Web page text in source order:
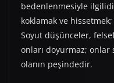
bedenlenmesiyle
koklamak ve hissetmek;
Soyut düşünceler,
onları doyurmaz; onlar
olanın peşindedir.